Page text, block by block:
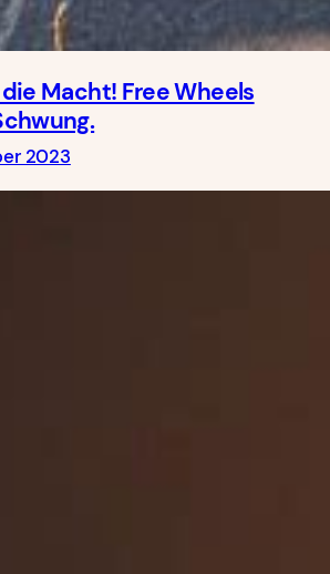
Macht! Free Wheels
2023